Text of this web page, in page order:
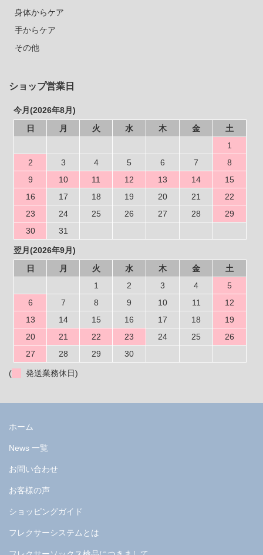
身体からケア
手からケア
その他
ショップ営業日
今月(2026年8月)
日
月 火 水 木 金
土
1
2
3 4 5 6 7
8
9
10 11 12 13 14
15
16
17 18 19 20 21
22
23
24 25 26 27 28
29
30
31
翌月(2026年9月)
日
月 火 水 木 金
土
1
2 3 4
5
6
7 8 9 10 11
12
13
14 15 16 17 18
19
20
21 22 23 24 25
26
27
28 29 30
( 発送業務休日)
ホーム
News 一覧
お問い合わせ
お客様の声
ショッピングガイド
フレクサーシステムとは